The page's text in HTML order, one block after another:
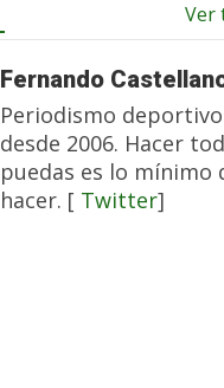
Ver
Fernando
Periodismo
desde 2006. Hacer
puedas es lo mínimo
hacer. [ Twitter]